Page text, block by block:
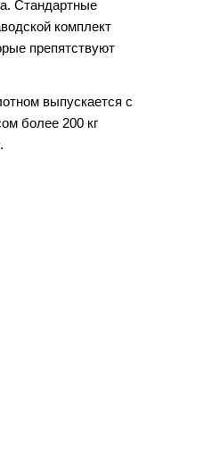
Стандартные
комплект
препятствуют
выпускается с
более 200 кг